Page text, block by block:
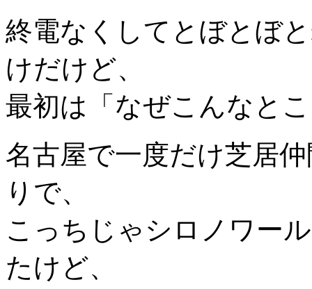
終電なくしてとぼとぼ
けだけど、
最初は「なぜこんなと
名古屋で一度だけ芝居
りで、
こっちじゃシロノワー
たけど、